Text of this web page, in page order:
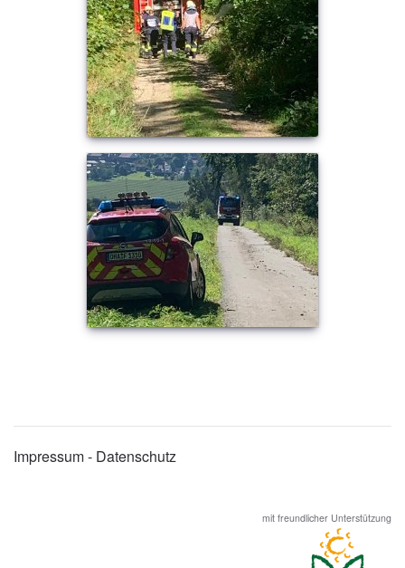
Impressum - Datenschutz
mit freundlicher Unterstützung